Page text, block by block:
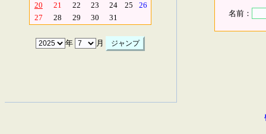
20
21 22 23 24 25
26
27
28 29 30 31
年 月
名前：